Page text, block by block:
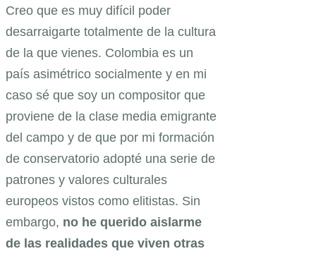
Creo que es muy difícil poder
desarraigarte totalmente de la cultura
de la que vienes. Colombia es un
país asimétrico socialmente y en mi
caso sé que soy un compositor que
proviene de la clase media emigrante
del campo y de que por mi formación
de conservatorio adopté una serie de
patrones y valores culturales
europeos vistos como elitistas. Sin
embargo, no he querido aislarme
de las realidades que viven otras